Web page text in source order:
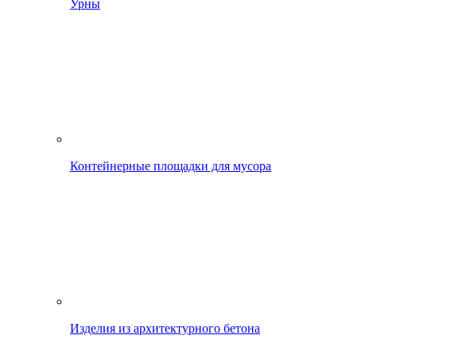
Урны
Контейнерные площадки для мусора
Изделия из архитектурного бетона